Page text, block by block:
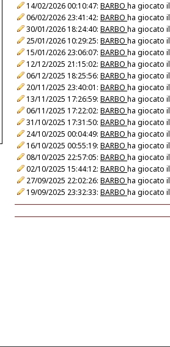
14/02/2026 00:10:47: BARBO ha giocato il
06/02/2026 23:41:42: BARBO ha giocato il
30/01/2026 18:24:40: BARBO ha giocato il
25/01/2026 10:29:25: BARBO ha giocato il
15/01/2026 23:06:07: BARBO ha giocato il
12/12/2025 21:15:02: BARBO ha giocato il
06/12/2025 18:25:56: BARBO ha giocato il
20/11/2025 23:40:01: BARBO ha giocato il
13/11/2025 17:26:59: BARBO ha giocato il
06/11/2025 17:22:02: BARBO ha giocato il
31/10/2025 17:31:50: BARBO ha giocato il
24/10/2025 00:04:49: BARBO ha giocato il
16/10/2025 00:55:19: BARBO ha giocato il
08/10/2025 22:57:05: BARBO ha giocato il
02/10/2025 15:44:12: BARBO ha giocato il
27/09/2025 22:02:26: BARBO ha giocato il
19/09/2025 23:32:33: BARBO ha giocato il